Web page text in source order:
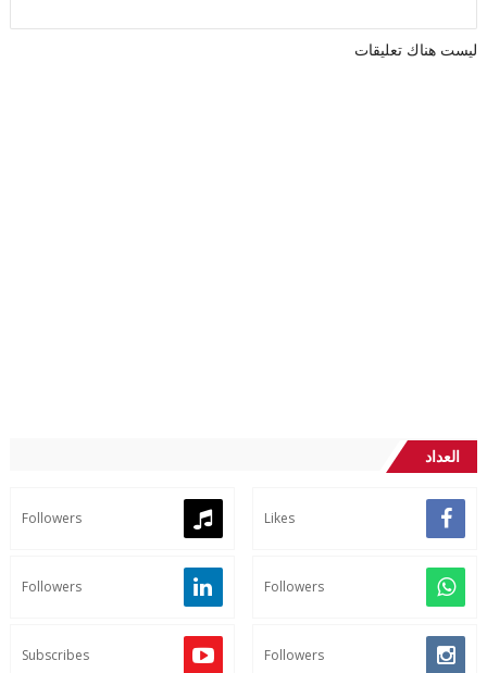
ليست هناك تعليقات
العداد
Likes
Followers
Followers
Followers
Followers
Subscribes